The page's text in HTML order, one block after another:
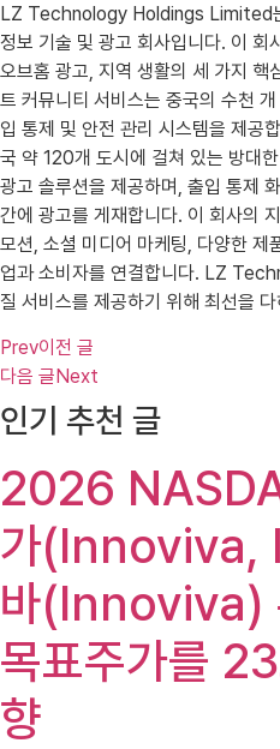
LZ Technology Holdings Limited
정보 기술 및 광고 회사입니다. 이 회
오브홈 광고, 지역 생활의 세 가지 핵
트 커뮤니티 서비스는 중국의 수천
입 통제 및 안전 관리 시스템을 제공
국 약 120개 도시에 걸쳐 있는 방대
광고 솔루션을 제공하며, 출입 통제
간에 광고를 게재합니다. 이 회사의
모션, 소셜 미디어 마케팅, 다양한 제
업과 소비자를 연결합니다. LZ
질 서비스를 제공하기 위해 최선을
Prev이전 글
다음 글Next
인기 추천 글
2026
가(Innoviva,
바(Innoviva)
목표주가를
향